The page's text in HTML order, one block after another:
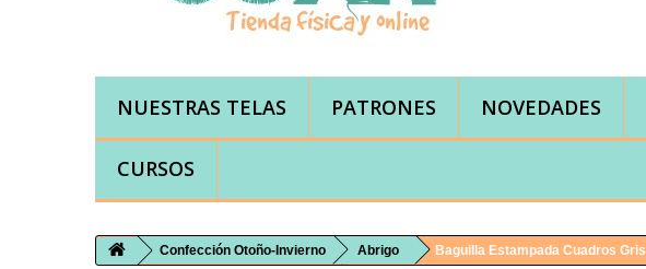
NUESTRAS TELAS PATRONES NOVEDADES
CURSOS
Confección Otoño-Invierno Abrigo Baguilla Estampada Cuadros Gris